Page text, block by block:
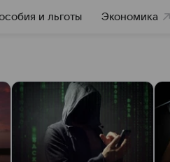
и льготы Экономика